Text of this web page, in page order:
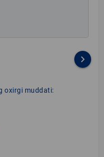
keyboard_arrow_right
oxirgi muddati: